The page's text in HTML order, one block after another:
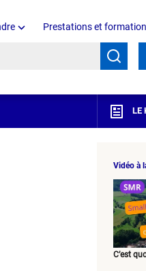
Prestations et
clés
LE
Vidéo à
C’est